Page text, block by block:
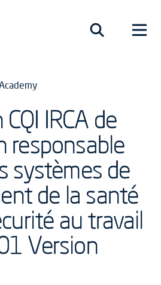
IRCA de
responsable
systèmes de
de la santé
au travail
Version